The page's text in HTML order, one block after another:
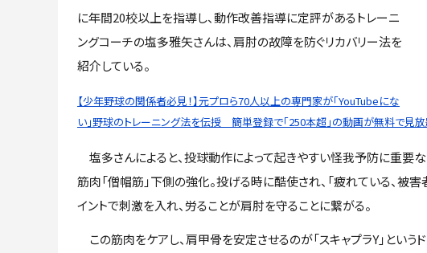
に年間20校以上を指導し、動作改善指導に定評があるトレーニ
ングコーチの塩多雅矢さんは、肩肘の故障を防ぐリカバリー法を
紹介している。
【少年野球の関係者必見！】元プロら70人以上の専門家が「YouTubeにな
い」野球のトレーニング法を伝授 簡単登録で「250本超」の動画が無料で見
塩多さんによると、投球動作によって起きやすい怪我予防に重要
筋肉「僧帽筋」下側の強化。投げる時に酷使され、「疲れている、被
イントで刺激を入れ、労ることが肩肘を守ることに繋がる。
この筋肉をケアし、肩甲骨を安定させるのが「スキャプラY」という